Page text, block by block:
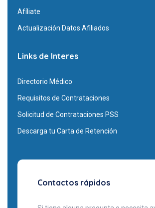
Afíliate
Actualización Datos Afiliados
Links de Interes
Directorio Médico
Requisitos de Contrataciones
Solicitud de Contrataciones PSS
Descarga tu Carta de Retención
Contactos rápidos